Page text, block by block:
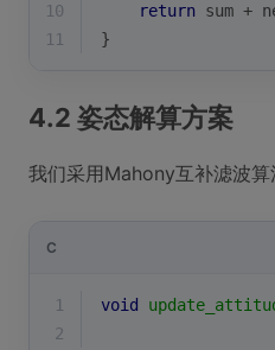
10
return sum +
11
}
4.2 姿态解算方案
我们采用Mahony互补滤波算
C
1 void
2